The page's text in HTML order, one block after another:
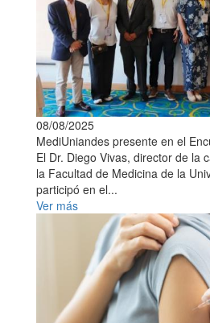
08/08/2025
MediUniandes presente en el
El Dr. Diego Vivas, director de la
la Facultad de Medicina de la
participó en el...
Ver más